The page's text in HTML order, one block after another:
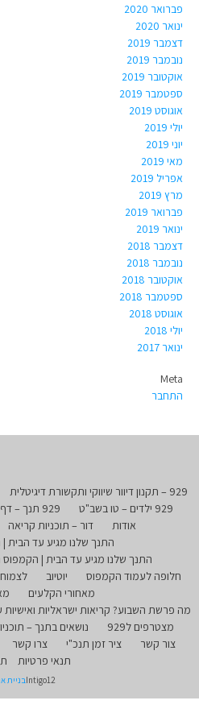
פברואר 2020
ינואר 2020
דצמבר 2019
נובמבר 2019
אוקטובר 2019
ספטמבר 2019
אוגוסט 2019
יולי 2019
יוני 2019
מאי 2019
אפריל 2019
מרץ 2019
פברואר 2019
ינואר 2019
דצמבר 2018
נובמבר 2018
אוקטובר 2018
ספטמבר 2018
אוגוסט 2018
יולי 2018
ינואר 2017
Meta
התחבר
929 – תקנון דיוור שיווקי ותקשורת דיגיטלית
929 ילדים – טו בשב"ט
929 תנך – דף הבית
אודות
דור – תוכניות קריאה
התנך שלנו מגיע עד הבית |
התנך שלנו מגיע עד הבית | הקמפוס
חלופה לעמוד הקמפוס
יוטיוב
מאחורי הקלעים
מה פרשת השבוע? קריאות ישראליות
מצטרפים ל929
נושאים בתנך –
צור קשר
ציר זמן תנכ"י צרו קשר
תנאי פרטיות
Intigo12בניית